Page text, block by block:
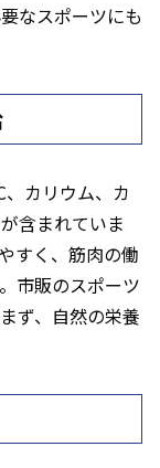
なスポーツにも
カリウム、カ
含まれていま
すく、筋肉の働
市販のスポーツ
ず、自然の栄養